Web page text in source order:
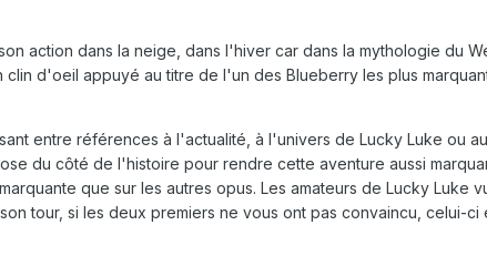
action dans la neige, dans l'hiver car dans la mythologie du
d'oeil appuyé au titre de l'un des Blueberry les plus
entre références à l'actualité, à l'univers de Lucky Luke ou
du côté de l'histoire pour rendre cette aventure aussi
que sur les autres opus. Les amateurs de Lucky Luke
tour, si les deux premiers ne vous ont pas convaincu, celui-ci